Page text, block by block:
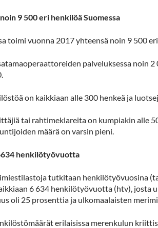
9 500 eri henkilöä Suomessa
toimi vuonna 2017 yhteensä noin 9 500
palveluksessa noin 2
on kaikkiaan alle 300 henkeä ja
tai rahtimeklareita on kumpiakin alle
määrä on varsin pieni.
henkilötyövuotta
tutkitaan henkilötyövuosina
6 634 henkilötyövuotta (htv), josta
oli 25 prosenttia ja ulkomaalaisten
erilaisissa merenkulun